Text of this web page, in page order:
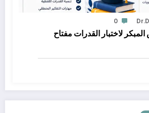
0
لاختبار القدرات مفتاح